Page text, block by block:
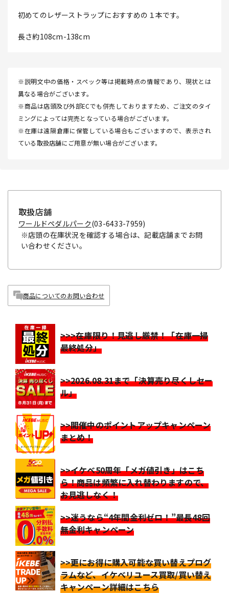
初めてのレザーストラップにおすすめの１本です。
長さ約108cm-138cm
※説明文中の価格・スペック等は掲載時点の情報であり、現状とは
異なる場合がございます。
※商品は店頭及び外部ECでも併売しておりますため、ご注文のタイ
ミングによっては完売となっている場合がございます。
※在庫は遠隔倉庫に保管している場合もございますので、表示され
ている取扱店舗にご用意が無い場合がございます。
取扱店舗
ワールドペダルパーク(03-6433-7959)
※店頭の在庫状況を確認する場合は、記載店舗までお問
い合わせください。
商品についてのお問い合わせ
>>>在庫限り！見逃し厳禁！「在庫一掃
最終処分」
>>2026.08.31まで「決算売り尽くしセー
ル」
>>開催中のポイントアップキャンペーン
まとめ！
>>イケベ50周年「メガ値引き」はこち
ら！商品は頻繁に入れ替わりますので、
お見逃しなく！
>>迷うなら“4年間金利ゼロ！”最長48回
無金利キャンペーン
>>更にお得に購入可能な買い替えプログ
ラムなど、イケベリユース買取/買い替え
キャンペーン詳細はこちら